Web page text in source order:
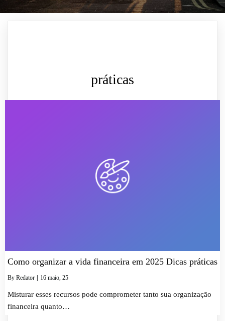
práticas
Como organizar a vida financeira em 2025 Dicas práticas
By Redator | 16 maio, 25
Misturar esses recursos pode comprometer tanto sua organização
financeira quanto…